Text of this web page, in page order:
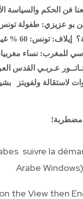
فن الحكم والسياسة
بو عزيزي: طفولة
إيلاف: تونس: 60 % غير راضين عن مستوى الخدمات البنكية
للمغرب: نساء
عـربـي القدس
لاستقالة ولفويتز
مضطربة!
suivre la
Arabe Windows(
the View then